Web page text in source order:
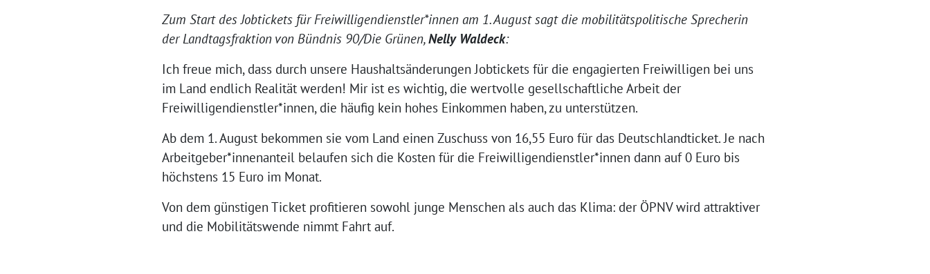
Zum Start des Jobtickets für Freiwilligendienstler*innen am 1. August sagt die mobilitätspolitische Sprecherin
der Landtagsfraktion von Bündnis 90/Die Grünen,Nelly Waldeck:
Ich freue mich, dass durch unsere Haushaltsänderungen Jobtickets für die engagierten Freiwilligen bei uns
im Land endlich Realität werden! Mir ist es wichtig, die wertvolle gesellschaftliche Arbeit der
Freiwilligendienstler*innen, die häufig kein hohes Einkommen haben, zu unterstützen.
Ab dem 1. August bekommen sie vom Land einen Zuschuss von 16,55 Euro für das Deutschlandticket. Je nach
Arbeitgeber*innenanteil belaufen sich die Kosten für die Freiwilligendienstler*innen dann auf 0 Euro bis
höchstens 15 Euro im Monat.
Von dem günstigen Ticket profitieren sowohl junge Menschen als auch das Klima: der ÖPNV wird attraktiver
und die Mobilitätswende nimmt Fahrt auf.